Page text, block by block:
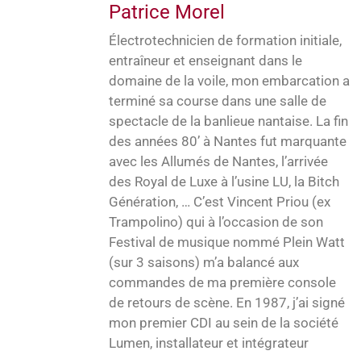
Patrice Morel
Électrotechnicien de formation initiale,
entraîneur et enseignant dans le
domaine de la voile, mon embarcation a
terminé sa course dans une salle de
spectacle de la banlieue nantaise. La fin
des années 80’ à Nantes fut marquante
avec les Allumés de Nantes, l’arrivée
des Royal de Luxe à l’usine LU, la Bitch
Génération, … C’est Vincent Priou (ex
Trampolino) qui à l’occasion de son
Festival de musique nommé Plein Watt
(sur 3 saisons) m’a balancé aux
commandes de ma première console
de retours de scène. En 1987, j’ai signé
mon premier CDI au sein de la société
Lumen, installateur et intégrateur